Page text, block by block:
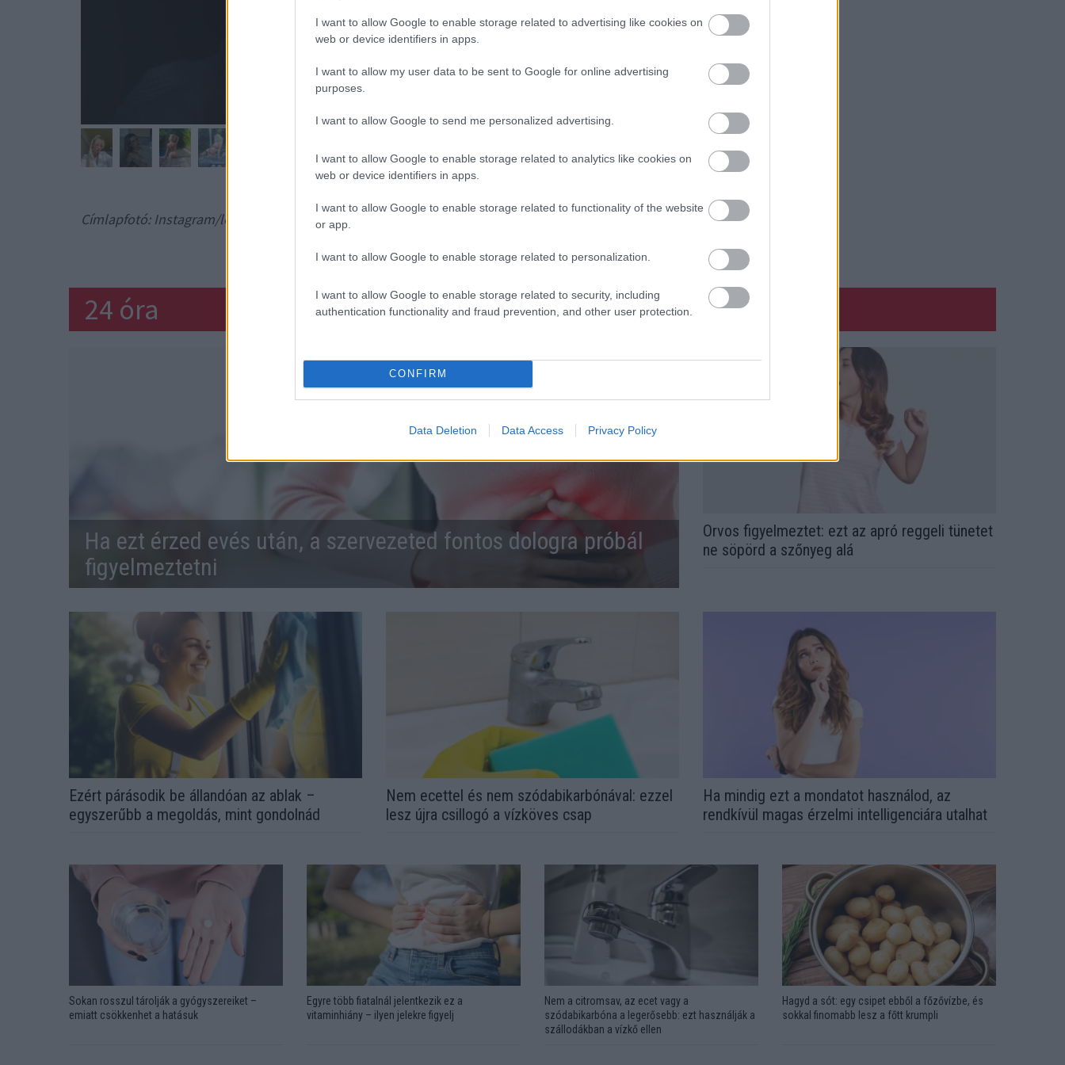
I want to allow Google to enable storage related to advertising like cookies on
web or device identifiers in apps.
I want to allow my user data to be sent to Google for online advertising
purposes.
I want to allow Google to send me personalized advertising.
I want to allow Google to enable storage related to analytics like cookies on
web or device identifiers in apps.
I want to allow Google to enable storage related to functionality of the website
or app.
I want to allow Google to enable storage related to personalization.
I want to allow Google to enable storage related to security, including
authentication functionality and fraud prevention, and other user protection.
CONFIRM
Data Deletion Data Access Privacy Policy
Címlapfotó: Instagram/lottiemoss
24 óra
Ha ezt érzed evés után, a szervezeted fontos dologra próbál
figyelmeztetni
Orvos figyelmeztet: ezt az apró reggeli tünetet
ne söpörd a szőnyeg alá
Ezért párásodik be állandóan az ablak –
egyszerűbb a megoldás, mint gondolnád
Nem ecettel és nem szódabikarbónával: ezzel
lesz újra csillogó a vízköves csap
Ha mindig ezt a mondatot használod, az
rendkívül magas érzelmi intelligenciára utalhat
Sokan rosszul tárolják a gyógyszereiket –
emiatt csökkenhet a hatásuk
Egyre több fiatalnál jelentkezik ez a
vitaminhiány – ilyen jelekre figyelj
Nem a citromsav, az ecet vagy a
szódabikarbóna a legerősebb: ezt használják a
szállodákban a vízkő ellen
Hagyd a sót: egy csipet ebből a főzővízbe, és
sokkal finomabb lesz a főtt krumpli